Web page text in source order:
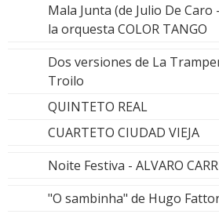
Mala Junta (de Julio De
la orquesta COLOR TANGO
Dos versiones de La
Troilo
QUINTETO REAL
CUARTETO CIUDAD VIEJA
Noite Festiva - ALVARO
"O sambinha" de Hugo